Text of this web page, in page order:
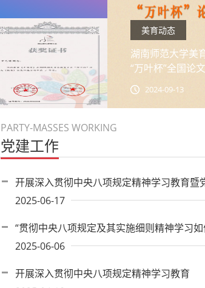
湖南师范大学
“万叶杯”全国论
PARTY-MASSES WORKING
党建工作
开展深入贯彻中央八项规定精神学习教育暨
2025-06-17
“贯彻中央八项规定及其实施细则精神学习
力、党的作风建设的重要意义”进行专题研讨
2025-06-06
开展深入贯彻中央八项规定精神学习教育
2025-04-18
查看更多